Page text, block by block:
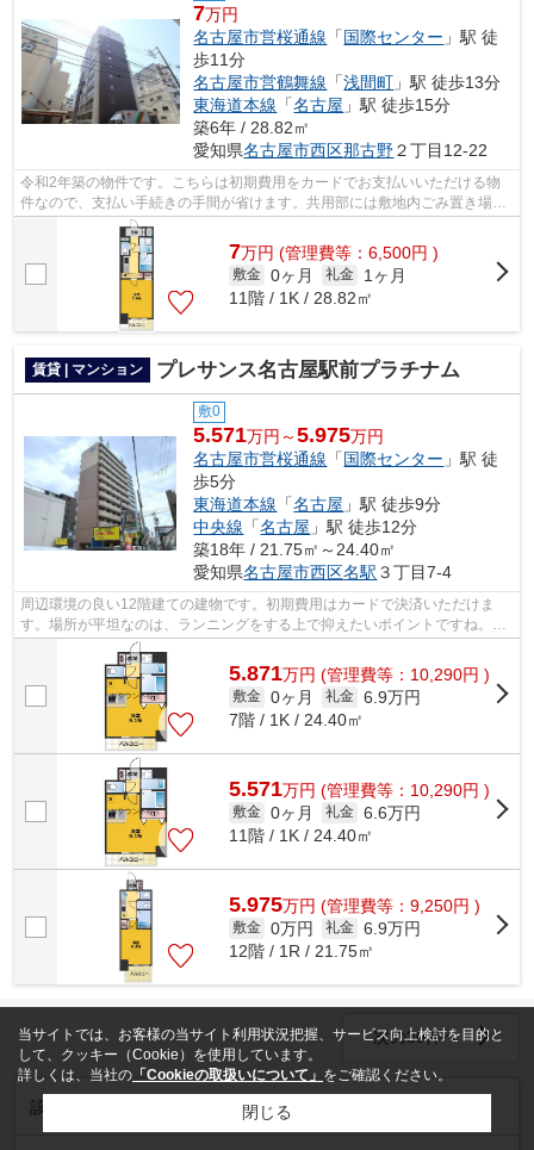
7万円
名古屋市営桜通線 「国際センター 」駅 徒
歩11分
名古屋市営鶴舞線 「浅間町 」駅 徒歩13分
東海道本線 「名古屋 」駅 徒歩15分
築6年 / 28.82㎡
愛知県名古屋市西区那古野２丁目12-22
令和2年築の物件です。こちらは初期費用をカードでお支払いいただける物
件なので、支払い手続きの手間が省けます。共用部には敷地内ごみ置き場・
エレベータなど様々な設備やサービスが...
7万円 (管理費等：6,500円 )
敷金 0ヶ月 礼金
1ヶ月
11階 / 1K / 28.82㎡
賃貸 | マンション プレサンス名古屋駅前プラチナム
敷0
5.571万円～5.975万円
名古屋市営桜通線 「国際センター 」駅 徒
歩5分
東海道本線 「名古屋 」駅 徒歩9分
中央線 「名古屋 」駅 徒歩12分
築18年 / 21.75㎡～24.40㎡
愛知県名古屋市西区名駅 ３丁目7-4
周辺環境の良い12階建ての建物です。初期費用はカードで決済いただけま
す。場所が平坦なのは、ランニングをする上で抑えたいポイントですね。こ
ちらはマンションタイプになります。名...
5.871万円 (管理費等：10,290円 )
敷金 0ヶ月 礼金 6.9万円
7階 / 1K / 24.40㎡
5.571万円 (管理費等：10,290円 )
敷金 0ヶ月 礼金 6.6万円
11階 / 1K / 24.40㎡
5.975万円 (管理費等：9,250円 )
敷金 0万円 礼金 6.9万円
12階 / 1R / 21.75㎡
次の30件へ
該当物件数 252 件
当サイトでは、お客様の当サイト利用状況把握、サービス向上検討を目的と
して、クッキー（Cookie）を使用しています。
詳しくは、当社の 「Cookieの取扱いについて」 をご確認ください。
閉じる